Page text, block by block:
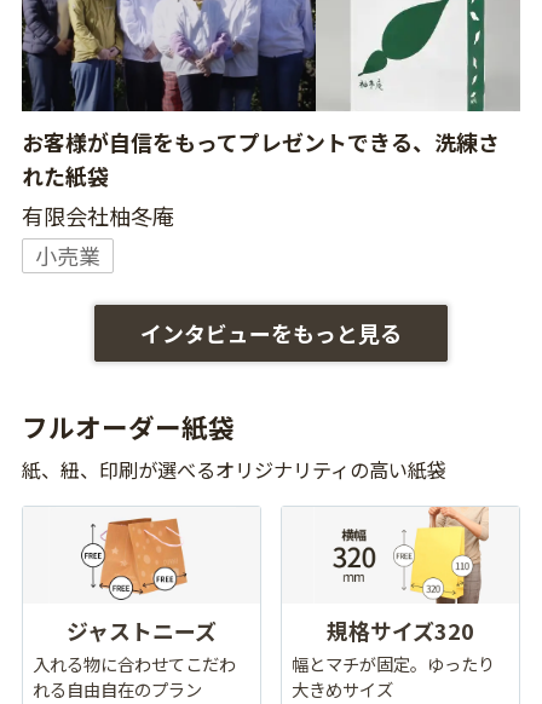
お客様が自信をもってプレゼントできる、洗練さ
れた紙袋
有限会社柚冬庵
小売業
インタビューをもっと見る
フルオーダー紙袋
紙、紐、印刷が選べるオリジナリティの高い紙袋
ジャストニーズ
入れる物に合わせてこだわ
れる自由自在のプラン
規格サイズ320
幅とマチが固定。ゆったり
大きめサイズ